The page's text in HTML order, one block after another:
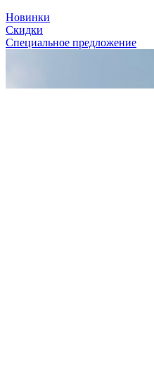
Новинки
Скидки
Специальное предложение